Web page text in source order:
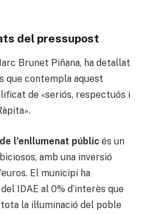
del pressupost
Brunet Piñana, ha detallat
que contempla aquest
de «seriós, respectuós i
l’enllumenat públic és un
amb una inversió
El municipi ha
IDAE al 0% d’interès que
la il·luminació del poble